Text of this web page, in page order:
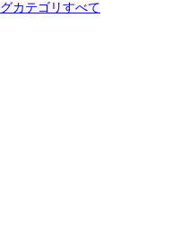
カテゴリすべて